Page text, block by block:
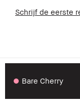
Schrijf de eerste
Bare Cherry